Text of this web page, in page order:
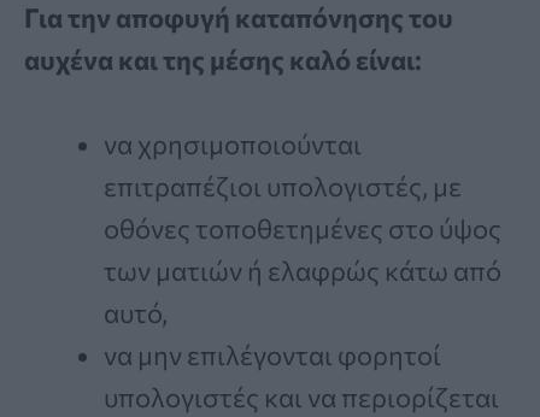
Για την αποφυγή καταπόνησης του
αυχένα και της μέσης καλό είναι:
να χρησιμοποιούνται
επιτραπέζιοι υπολογιστές, με
οθόνες τοποθετημένες στο ύψος
των ματιών ή ελαφρώς κάτω από
αυτό,
να μην επιλέγονται φορητοί
υπολογιστές και να περιορίζεται